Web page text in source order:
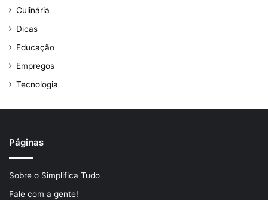
Culinária
Dicas
Educação
Empregos
Tecnologia
Páginas
Sobre o Simplifica Tudo
Fale com a gente!